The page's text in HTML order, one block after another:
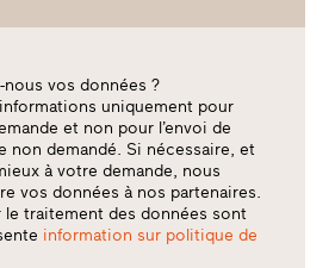
vos données ?
uniquement pour
et non pour l’envoi de
non demandé. Si nécessaire, et
à votre demande, nous
vos données à nos partenaires.
le traitement des données sont
information sur politique de